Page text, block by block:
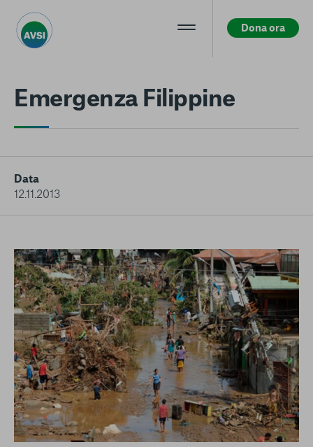
I cookie e altre tecnologie simili sono una parte
fondamentale del funzionamento della nostra Piattaforma.
L’obiettivo principale dei cookie è rendere l’esperienza di
navigazione più comoda ed efficiente, nonché consentirci di
migliorare i nostri servizi e la Piattaforma stessa. Inoltre, i
terzi. Qui sono disponibili tutte le informazioni sui cookie che
utilizziamo e sarà possibile attivarli e/o disattivarli secondo
le proprie preferenze, salvo i Cookie strettamente necessari
per il funzionamento della Piattaforma. È importante tenere
conto del fatto che il blocco di alcuni cookie può
condizionare l’esperienza sulla Piattaforma e il suo
funzionamento. Premendo “Conferma le mie scelte”, la
selezione relativa ai cookie effettuata verrà salvata. Se non è
stata selezionata alcuna opzione, premere questo pulsante
equivarrà a rifiutare tutti i cookie. Per ulteriori informazioni, è
possibile consultare la nostraUlteriori informazioni
Dona ora
Emergenza Filippine
Data
12.11.2013